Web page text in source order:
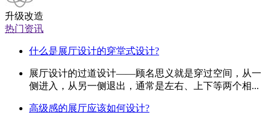
升级改造
热门资讯
什么是展厅设计的穿堂式设计?
展厅设计的过道设计——顾名思义就是穿过空间，从一
侧进入，从另一侧退出，通常是左右、上下等两个相...
高级感的展厅应该如何设计?